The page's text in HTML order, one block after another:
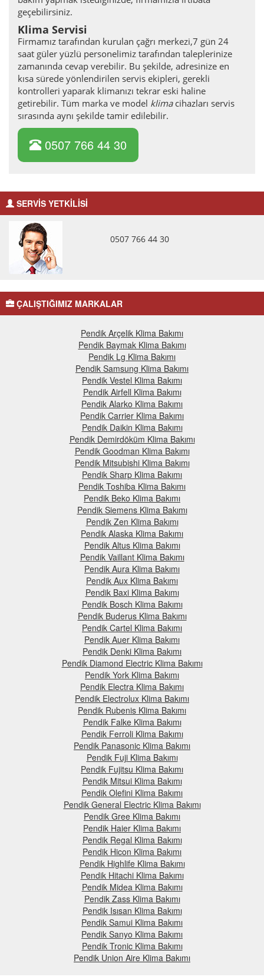
geçebilirsiniz.
Klima Servisi
Firmamız tarafından kurulan çağrı merkezi,7 gün 24
saat güler yüzlü personelimiz tarafından taleplerinize
zamanında cevap verebilir. Bu şekilde, adresinize en
kısa sürede yönlendirilen servis ekipleri, gerekli
kontrolleri yaparak klimanızı tekrar eski haline
getirebilir. Tüm marka ve model klimacihazları servis
sırasında aynı şekilde tamir edilebilir.
0507 766 44 30
SERVİS YETKİLİSİ
0507 766 44 30
ÇALIŞTIĞIMIZ MARKALAR
Pendik Arçelik Klima Bakımı
Pendik Baymak Klima Bakımı
Pendik Lg Klima Bakımı
Pendik Samsung Klima Bakımı
Pendik Vestel Klima Bakımı
Pendik Airfell Klima Bakımı
Pendik Alarko Klima Bakımı
Pendik Carrier Klima Bakımı
Pendik Daikin Klima Bakımı
Pendik Demirdöküm Klima Bakımı
Pendik Goodman Klima Bakımı
Pendik Mitsubishi Klima Bakımı
Pendik Sharp Klima Bakımı
Pendik Toshiba Klima Bakımı
Pendik Beko Klima Bakımı
Pendik Siemens Klima Bakımı
Pendik Zen Klima Bakımı
Pendik Alaska Klima Bakımı
Pendik Altus Klima Bakımı
Pendik Vaillant Klima Bakımı
Pendik Aura Klima Bakımı
Pendik Aux Klima Bakımı
Pendik Baxi Klima Bakımı
Pendik Bosch Klima Bakımı
Pendik Buderus Klima Bakımı
Pendik Cartel Klima Bakımı
Pendik Auer Klima Bakımı
Pendik Denki Klima Bakımı
Pendik Diamond Electric Klima Bakımı
Pendik York Klima Bakımı
Pendik Electra Klima Bakımı
Pendik Electrolux Klima Bakımı
Pendik Rubenis Klima Bakımı
Pendik Falke Klima Bakımı
Pendik Ferroli Klima Bakımı
Pendik Panasonic Klima Bakımı
Pendik Fuji Klima Bakımı
Pendik Fujitsu Klima Bakımı
Pendik Mitsui Klima Bakımı
Pendik Olefini Klima Bakımı
Pendik General Electric Klima Bakımı
Pendik Gree Klima Bakımı
Pendik Haier Klima Bakımı
Pendik Regal Klima Bakımı
Pendik Hicon Klima Bakımı
Pendik Highlife Klima Bakımı
Pendik Hitachi Klima Bakımı
Pendik Midea Klima Bakımı
Pendik Zass Klima Bakımı
Pendik Isısan Klima Bakımı
Pendik Samui Klima Bakımı
Pendik Sanyo Klima Bakımı
Pendik Tronic Klima Bakımı
Pendik Union Aire Klima Bakımı